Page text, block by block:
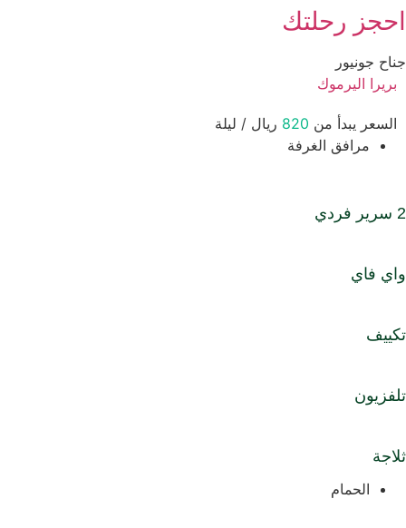
رحلتك
جونيور
بريرا اليرموك
السعر يبدأ من820ريال / ليلة
مرافق الغرفة
فاي
الحمام